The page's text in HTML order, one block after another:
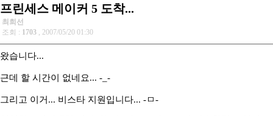
프린세스 메이커 5 도착...
최희선
조회 : 1703 , 2007/05/20 01:30
왔습니다...
근데 할 시간이 없네요... -_-
그리고 이거... 비스타 지원입니다... -ㅁ-